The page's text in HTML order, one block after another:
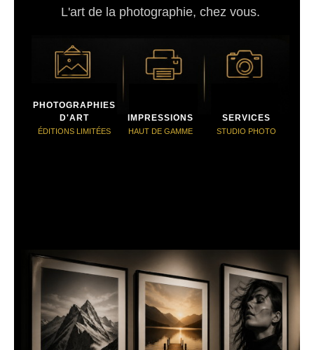
L'art de la photographie, chez vous.
PHOTOGRAPHIES
D'ART
ÉDITIONS LIMITÉES
IMPRESSIONS
HAUT DE GAMME
SERVICES
STUDIO PHOTO